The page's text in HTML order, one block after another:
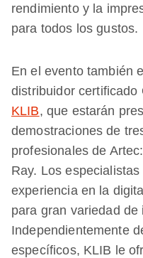
rendimiento y la
para todos los gustos.
En el evento también
distribuidor certificado
KLIB, que estarán
demostraciones de
profesionales de
Ray. Los
experiencia en la
para gran variedad
Independientemente
específicos, KLIB le